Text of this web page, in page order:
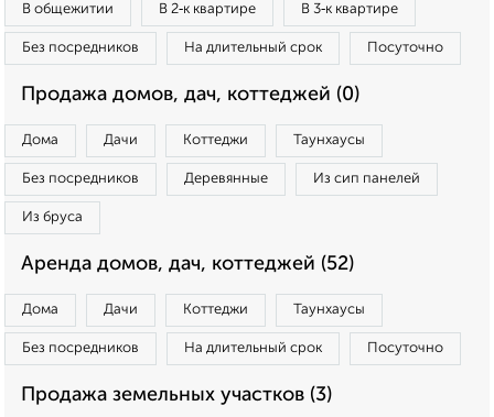
В общежитии В 2‑к квартире В 3‑к квартире
Без посредников На длительный срок Посуточно
Продажа домов, дач, коттеджей (0)
Дома Дачи Коттеджи Таунхаусы
Без посредников Деревянные Из сип панелей
Из бруса
Аренда домов, дач, коттеджей (52)
Дома Дачи Коттеджи Таунхаусы
Без посредников На длительный срок Посуточно
Продажа земельных участков (3)